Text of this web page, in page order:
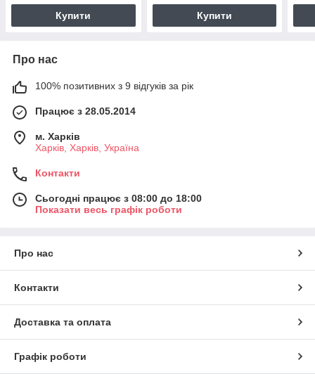
Купити Купити
Про нас
100% позитивних з 9 відгуків за рік
Працює з 28.05.2014
м. Харків
Харків, Харків, Україна
Контакти
Сьогодні працює з 08:00 до 18:00
Показати весь графік роботи
Про нас
Контакти
Доставка та оплата
Графік роботи